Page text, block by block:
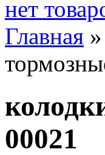
нет
Главная »
00021